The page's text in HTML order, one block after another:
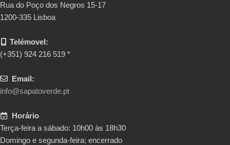
Rua do Poço dos Negros 15-17
1200-335 Lisboa
Telémovel:
(+351) 924 216 519 *
Email:
info@sapatoverde.pt
Horário
Terça-feira a sábado: 10h00 às 18h30
Domingo e segunda-feira: encerrado